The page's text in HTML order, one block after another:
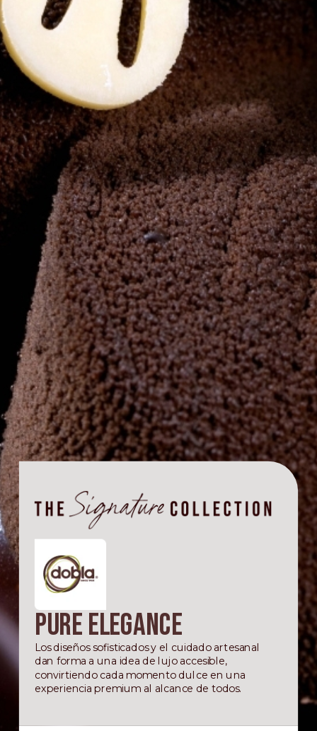
Pure Elegance
Los diseños sofisticados y el cuidado artesanal
dan forma a una idea de lujo accesible,
convirtiendo cada momento dulce en una
experiencia premium al alcance de todos.